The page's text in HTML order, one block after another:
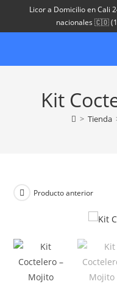
Licor a Domicilio en Cali
nacionales 🇨🇴
Kit
> Tienda
Producto anterior